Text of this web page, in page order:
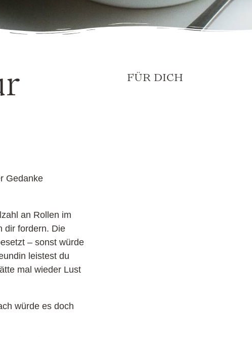
Gedanke
an Rollen im
dir fordern. Die
– sonst würde
leistest du
mal wieder Lust
würde es doch
FÜR DICH